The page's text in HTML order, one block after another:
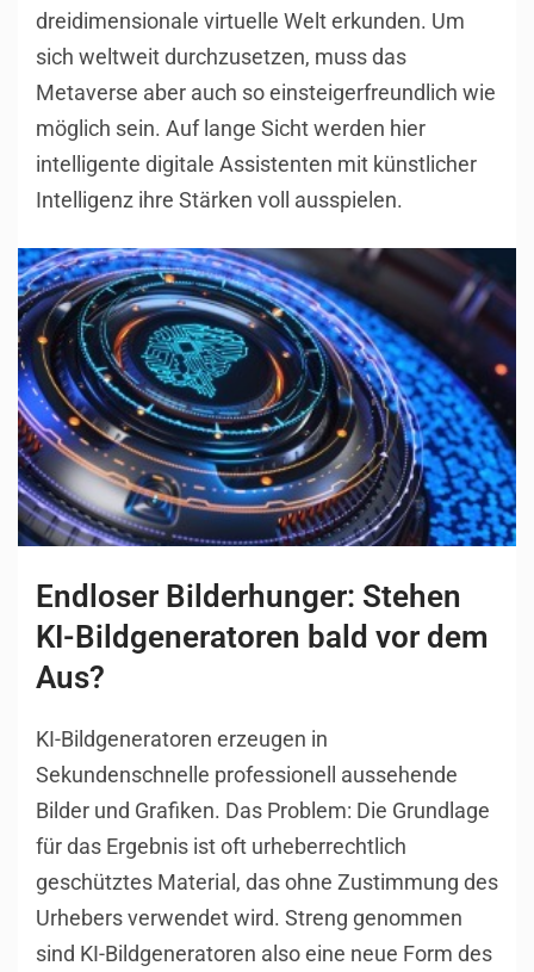
dreidimensionale virtuelle Welt erkunden. Um
sich weltweit durchzusetzen, muss das
Metaverse aber auch so einsteigerfreundlich wie
möglich sein. Auf lange Sicht werden hier
intelligente digitale Assistenten mit künstlicher
Intelligenz ihre Stärken voll ausspielen.
Endloser Bilderhunger: Stehen
KI-Bildgeneratoren bald vor dem
Aus?
KI-Bildgeneratoren erzeugen in
Sekundenschnelle professionell aussehende
Bilder und Grafiken. Das Problem: Die Grundlage
für das Ergebnis ist oft urheberrechtlich
geschütztes Material, das ohne Zustimmung des
Urhebers verwendet wird. Streng genommen
sind KI-Bildgeneratoren also eine neue Form des